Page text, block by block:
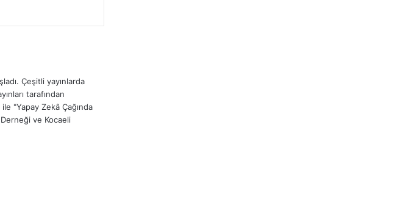
Çeşitli yayınlarda
tarafından
"Yapay Zekâ Çağında
Derneği ve Kocaeli